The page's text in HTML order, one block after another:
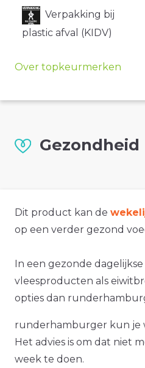
Verpakking bij
plastic afval (KIDV)
Over topkeurmerken
Gezondheid
Dit product kan de
op een verder gezond
In een gezonde
vleesproducten als
opties dan
runderhamburger kun je
Het advies is om dat niet
week te doen.